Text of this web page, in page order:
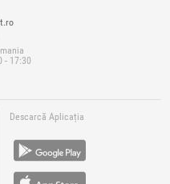
- 17:30
Descarcă Aplicația